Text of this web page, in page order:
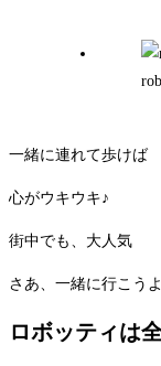
一緒に連れて歩けば
心がウキウキ♪
街中でも、大人気
さあ、一緒に行こうよ
ロボッティは